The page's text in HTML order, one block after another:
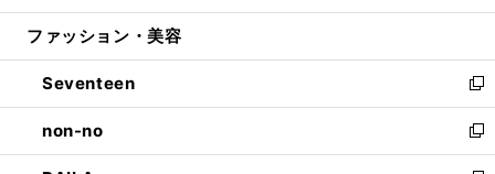
開
ウ
開
く
ン
ウ
で
開
く
ウ
ン
ド
ウ
で
開
ファッション・美容
Seventeen
新
し
い
ウ
non-no
新
し